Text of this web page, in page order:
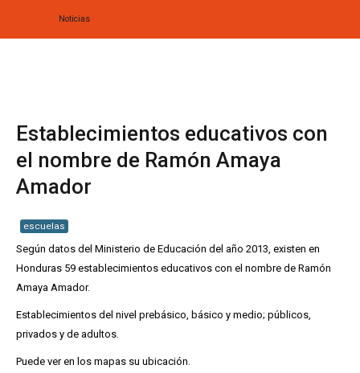
Obras
Noticias
Multimedia
Editorial
Radionovela
Noticias
Establecimientos educativos con
el nombre de Ramón Amaya
Amador
escuelas
Según datos del Ministerio de Educación del año 2013, existen en
Honduras 59 establecimientos educativos con el nombre de Ramón
Amaya Amador.
Establecimientos del nivel prebásico, básico y medio; públicos,
privados y de adultos.
Puede ver en los mapas su ubicación.